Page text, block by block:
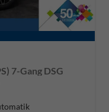
7-Gang DSG